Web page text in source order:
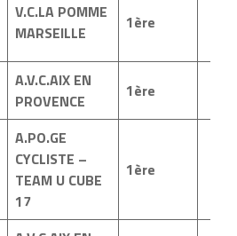
V.C.LA POMME
MARSEILLE
1ère
A.V.C.AIX EN
PROVENCE
1ère
A.PO.GE
CYCLISTE –
TEAM U CUBE
17
1ère